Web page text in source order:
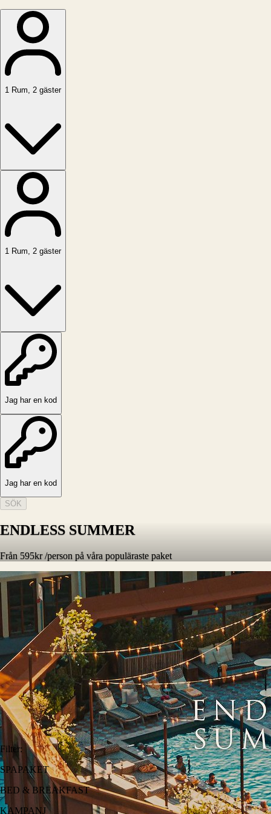
1 Rum 2 gäster
1 Rum, 2 gäster
Jag har en kod
Jag har en kod
SÖK
ENDLESS SUMMER
Från 595kr /person på våra populäraste paket
Filter:
SPAPAKET
BED & BREAKFAST
KAMPANJ